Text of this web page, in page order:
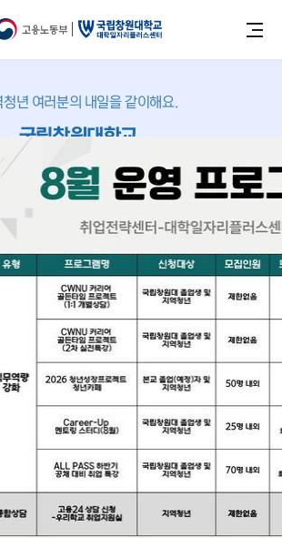
청년 여러분의 내일을 같이해요.
국립창원대학교
대학일자리플러스센터
CWNU 졸업생 커리어 골든타임 프로젝트 [3차 실전 특강] [1회차]
07. 23 ~ 26. 08. 10
08. 11 ~ 26. 08. 11
모집중
모집기간
진행기간
모집인원